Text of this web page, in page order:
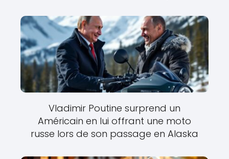
Vladimir Poutine surprend un
Américain en lui offrant une moto
russe lors de son passage en Alaska